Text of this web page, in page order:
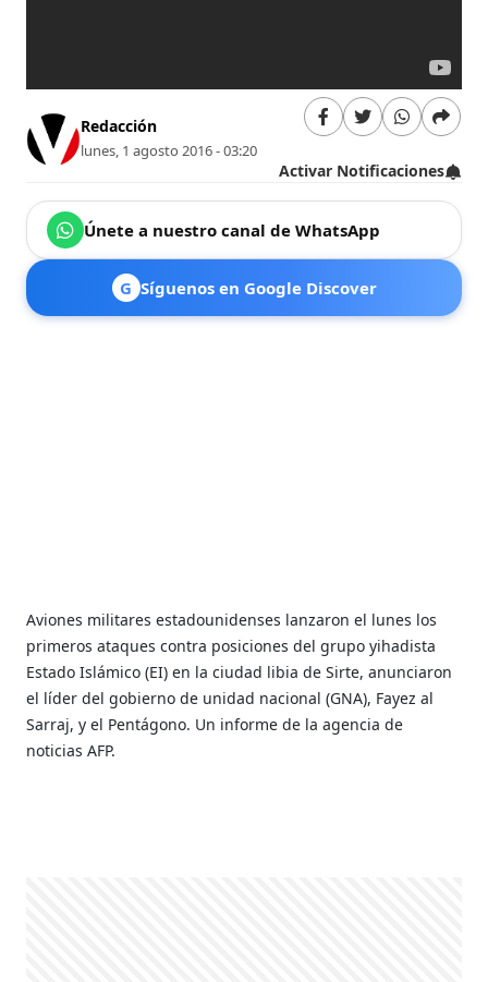
Redacción
lunes, 1 agosto 2016 - 03:20
Activar Notificaciones
Únete a nuestro canal de WhatsApp
G Síguenos en Google Discover
Aviones militares estadounidenses lanzaron el lunes los
primeros ataques contra posiciones del grupo yihadista
Estado Islámico (EI) en la ciudad libia de Sirte, anunciaron
el líder del gobierno de unidad nacional (GNA), Fayez al
Sarraj, y el Pentágono. Un informe de la agencia de
noticias AFP.